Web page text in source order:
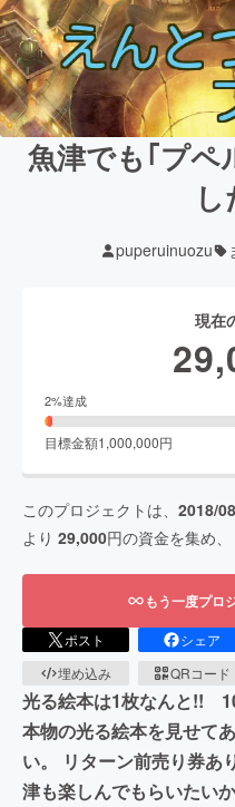
魚津でも｢プペ
puperuinuozu
現在
2%達成
目標金額1,000,000円
このプロジェクトは、 2018/
より 29,000円の資金を集め、
もう一度プロ
ポスト シェア
埋め込み
QRコード
光る絵本は1枚なんと!!
本物の光る絵本を見せて
い。 リターン前売り券あ
津も楽しんでもらいたい